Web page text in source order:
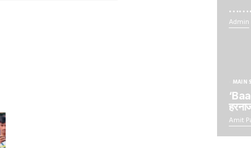
Admin
MAIN
Amit